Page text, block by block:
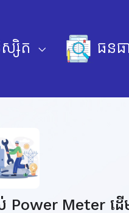
សិត ធនធ
Power Meter ដើ